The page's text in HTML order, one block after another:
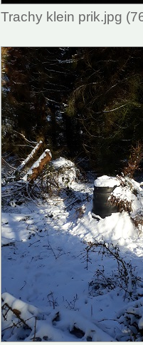
Trachy klein prik.jpg